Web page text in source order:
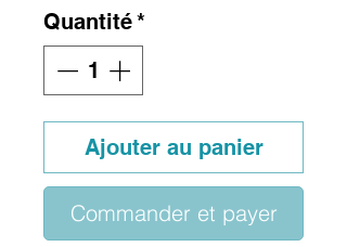
Quantité*
Ajouter au panier
Commander et payer